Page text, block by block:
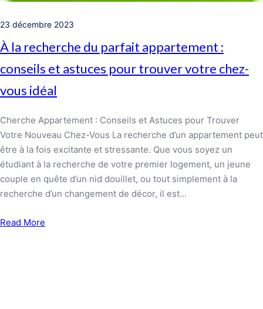
23 décembre 2023
À la recherche du parfait appartement :
conseils et astuces pour trouver votre chez-
vous idéal
Cherche Appartement : Conseils et Astuces pour Trouver
Votre Nouveau Chez-Vous La recherche d’un appartement peut
être à la fois excitante et stressante. Que vous soyez un
étudiant à la recherche de votre premier logement, un jeune
couple en quête d’un nid douillet, ou tout simplement à la
recherche d’un changement de décor, il est…
Read More